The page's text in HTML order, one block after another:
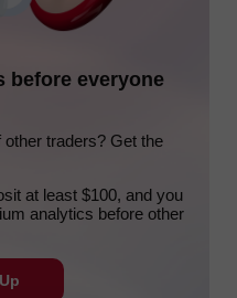
before everyone
other traders? Get the
at least $100, and you
analytics before other